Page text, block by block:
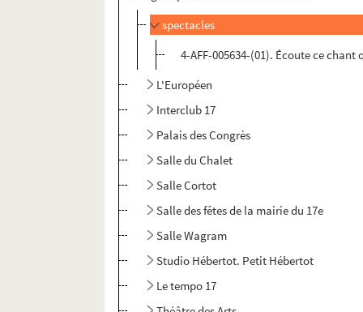
spectacles
4-AFF-005634-(01). Écoute ce
L'Européen
Interclub 17
Palais des Congrès
Salle du Chalet
Salle Cortot
Salle des fêtes de la mairie du 17e
Salle Wagram
Studio Hébertot. Petit Hébertot
Le tempo 17